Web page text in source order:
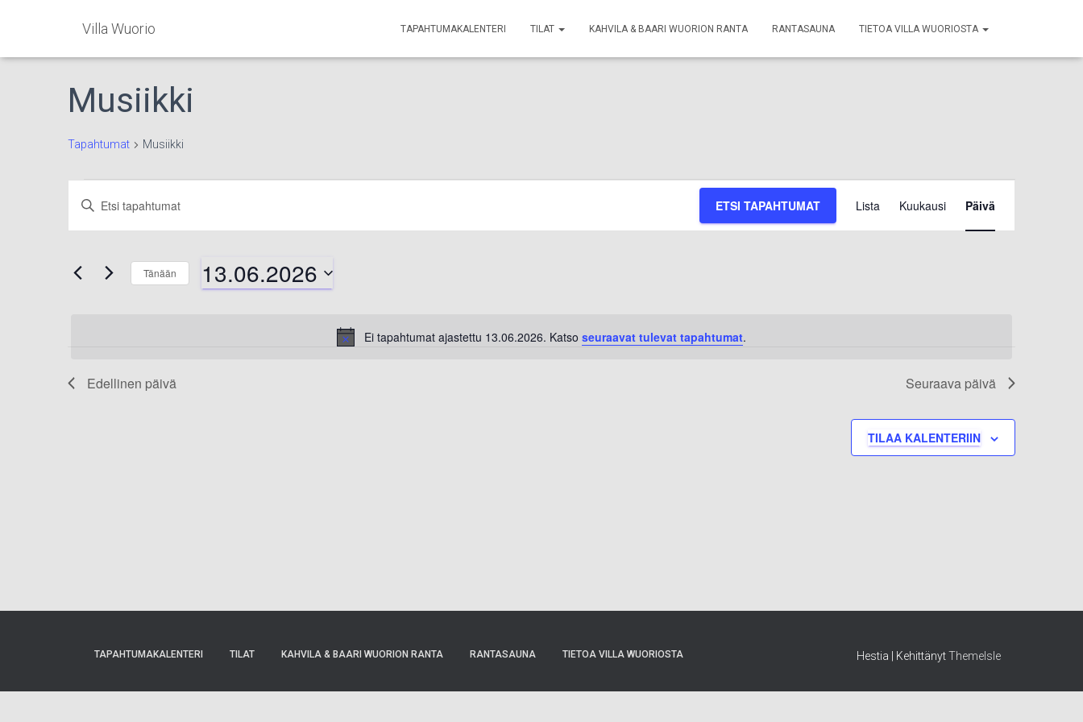
Villa Wuorio TAPAHTUMAKALENTERI TILAT KAHVILA & BAARI WUORION RANTA RANTASAUNA TIETOA VILLA WUORIOSTA
Musiikki
Tapahtumat Musiikki
Tapahtumat
13.06.2026
Notice
Ei tapahtumat ajastettu 13.06.2026. Katso seuraavat tulevat tapahtumat.
Tapahtumat
navigointi
Syötä
hakusana.
Etsi
hakusanalla.
ETSI TAPAHTUMAT
Tapahtuma
Views
Lista Kuukausi Päivä
Tänään 13.06.2026
Edellinen päivä Seuraava päivä
TILAA KALENTERIIN
TAPAHTUMAKALENTERI TILAT KAHVILA & BAARI WUORION RANTA RANTASAUNA TIETOA VILLA WUORIOSTA Hestia | KehittänytThemeIsle